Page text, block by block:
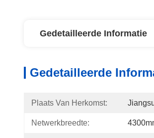
Gedetailleerde Informatie
Gedetailleerde
Plaats Van Herkomst:
Netwerkbreedte: